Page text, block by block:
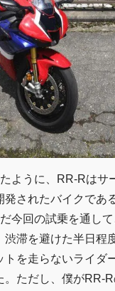
ように、RR-Rはサ
発されたバイクであ
今回の試乗を通し
渋滞を避けた半日程
トを走らないライダ
。ただし、僕がRR-